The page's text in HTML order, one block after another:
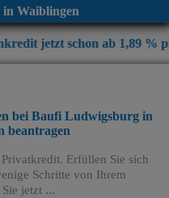
Waiblingen
ab 1,89 % p.a. eff.
bei Baufi Ludwigsburgin
beantragen
Erfüllen Sie sich
Schritte von Ihrem
jetzt ...